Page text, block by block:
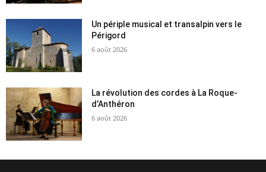
Un périple musical et transalpin vers le
Périgord
6 août 2026
La révolution des cordes à La Roque-
d’Anthéron
6 août 2026